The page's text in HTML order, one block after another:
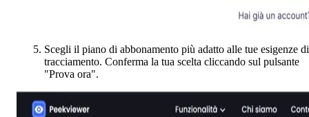
Scegli il piano di abbonamento più adatto alle tue esigenze di
tracciamento. Conferma la tua scelta cliccando sul pulsante
"Prova ora".